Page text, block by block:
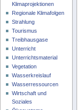
Klimaprojektionen
Regionale Klimafolgen
Strahlung
Tourismus
Treibhausgase
Unterricht
Unterrichtsmaterial
Vegetation
Wasserkreislauf
Wasserressourcen
Wirtschaft und
Soziales